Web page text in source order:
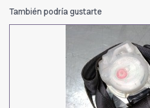
También podría gustarte